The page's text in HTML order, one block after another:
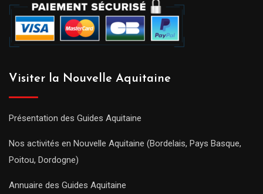
Visiter la Nouvelle Aquitaine
Présentation des Guides Aquitaine
Nos activités en Nouvelle Aquitaine (Bordelais, Pays Basque,
Poitou, Dordogne)
Annuaire des Guides Aquitaine